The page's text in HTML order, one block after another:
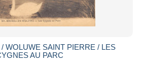
WOLUWE SAINT PIERRE / LES
AU PARC